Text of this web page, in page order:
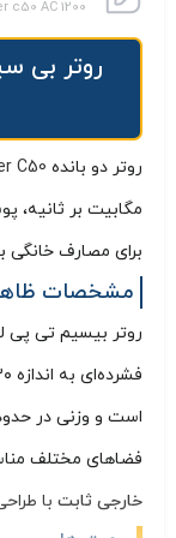
c50 AC 1200
روتر دو بانده C50
مگابیت بر ثانیه،
برای مصارف خانگی
مشخصات
فضاهای مختلف
خارجی ثابت با